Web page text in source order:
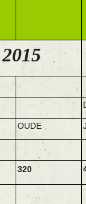
OUDE
320